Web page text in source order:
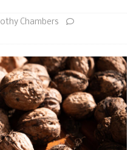
Chambers